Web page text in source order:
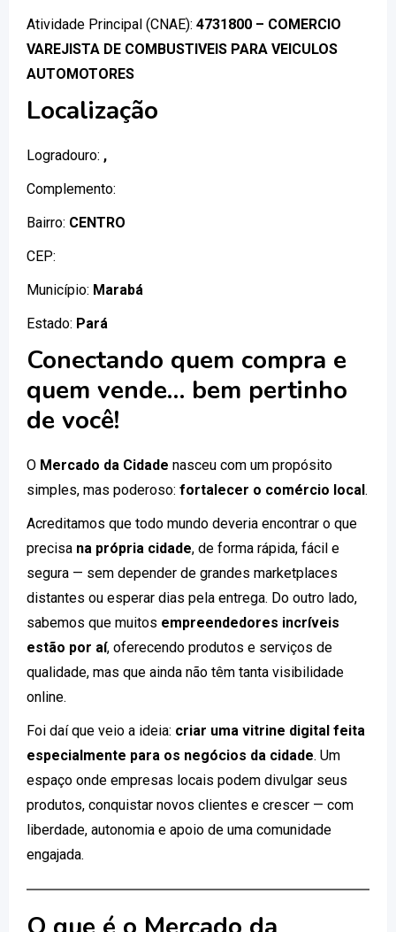
Atividade Principal (CNAE): 4731800 – COMERCIO
VAREJISTA DE COMBUSTIVEIS PARA VEICULOS
AUTOMOTORES
Localização
Logradouro: ,
Complemento:
Bairro: CENTRO
CEP:
Município: Marabá
Estado: Pará
Conectando quem compra e
quem vende… bem pertinho
de você!
O Mercado da Cidade nasceu com um propósito
simples, mas poderoso: fortalecer o comércio local.
Acreditamos que todo mundo deveria encontrar o que
precisa na própria cidade, de forma rápida, fácil e
segura — sem depender de grandes marketplaces
distantes ou esperar dias pela entrega. Do outro lado,
sabemos que muitos empreendedores incríveis
estão por aí, oferecendo produtos e serviços de
qualidade, mas que ainda não têm tanta visibilidade
online.
Foi daí que veio a ideia: criar uma vitrine digital feita
especialmente para os negócios da cidade. Um
espaço onde empresas locais podem divulgar seus
produtos, conquistar novos clientes e crescer — com
liberdade, autonomia e apoio de uma comunidade
engajada.